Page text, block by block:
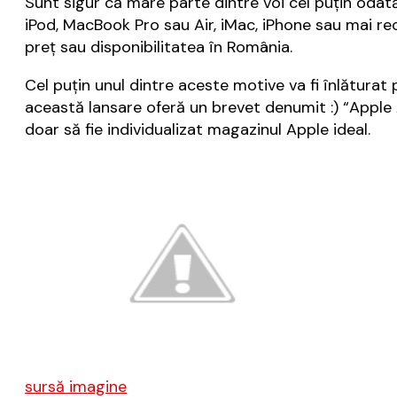
iPod, MacBook Pro sau Air, iMac, iPhone sau
preţ sau disponibilitatea în România.
Cel puţin unul dintre aceste motive va fi înlăturat
această lansare oferă un brevet denumit :)
doar să fie individualizat magazinul Apple ideal.
sursă imagine